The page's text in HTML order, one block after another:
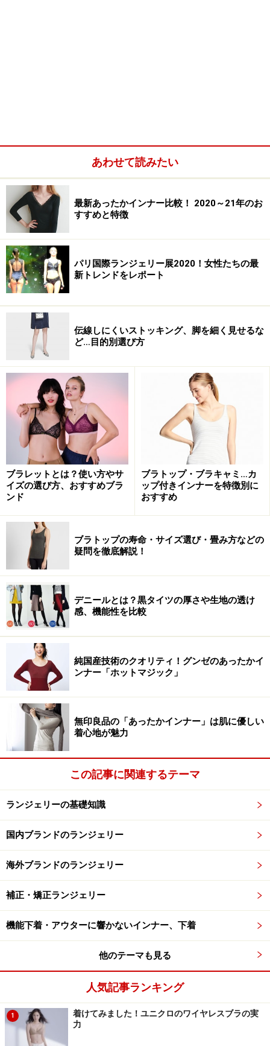
あわせて読みたい
最新あったかインナー比較！ 2020～21年のお
すすめと特徴
パリ国際ランジェリー展2020！女性たちの最
新トレンドをレポート
伝線しにくいストッキング、脚を細く見せるな
ど…目的別選び方
ブラレットとは？使い方やサ
イズの選び方、おすすめブラ
ンド
ブラトップ・ブラキャミ…カ
ップ付きインナーを特徴別に
おすすめ
ブラトップの寿命・サイズ選び・畳み方などの
疑問を徹底解説！
デニールとは？黒タイツの厚さや生地の透け
感、機能性を比較
純国産技術のクオリティ！グンゼのあったかイ
ンナー「ホットマジック」
無印良品の「あったかインナー」は肌に優しい
着心地が魅力
この記事に関連するテーマ
ランジェリーの基礎知識
国内ブランドのランジェリー
海外ブランドのランジェリー
補正・矯正ランジェリー
機能下着・アウターに響かないインナー、下着
他のテーマも見る
人気記事ランキング
1
着けてみました！ユニクロのワイヤレスブラの実
力